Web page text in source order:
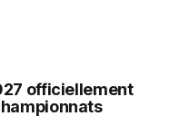
officiellement